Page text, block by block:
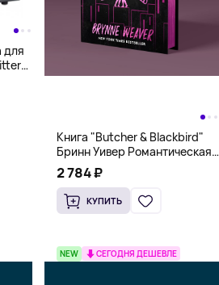
для
Книга "Butcher & Blackbird"
Бринн Уивер Романтическая
комедия о серийных убийцах
(18+)
2 784 ₽
КУПИТЬ
NEW СЕГОДНЯ ДЕШЕВЛЕ